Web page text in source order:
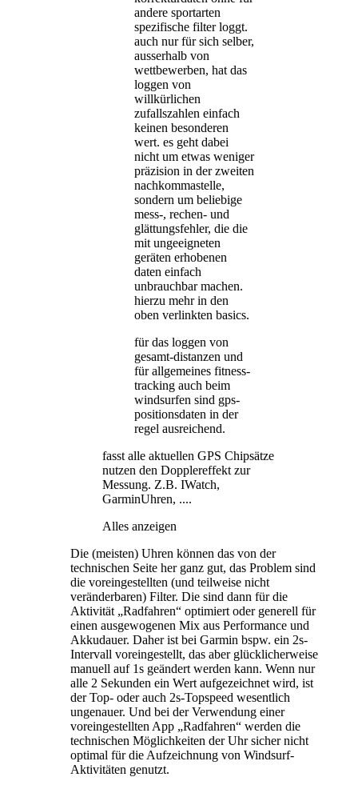
andere sportarten
spezifische filter loggt.
auch nur für sich selber,
ausserhalb von
wettbewerben, hat das
loggen von
willkürlichen
zufallszahlen einfach
keinen besonderen
wert. es geht dabei
nicht um etwas weniger
präzision in der zweiten
nachkommastelle,
sondern um beliebige
mess-, rechen- und
glättungsfehler, die die
mit ungeeigneten
geräten erhobenen
daten einfach
unbrauchbar machen.
hierzu mehr in den
oben verlinkten basics.
für das loggen von
gesamt-distanzen und
für allgemeines fitness-
tracking auch beim
windsurfen sind gps-
positionsdaten in der
regel ausreichend.
fasst alle aktuellen GPS Chipsätze
nutzen den Dopplereffekt zur
Messung. Z.B. IWatch,
GarminUhren, ....
Alles anzeigen
Die (meisten) Uhren können das von der
technischen Seite her ganz gut, das Problem sind
die voreingestellten (und teilweise nicht
veränderbaren) Filter. Die sind dann für die
Aktivität „Radfahren“ optimiert oder generell für
einen ausgewogenen Mix aus Performance und
Akkudauer. Daher ist bei Garmin bspw. ein 2s-
Intervall voreingestellt, das aber glücklicherweise
manuell auf 1s geändert werden kann. Wenn nur
alle 2 Sekunden ein Wert aufgezeichnet wird, ist
der Top- oder auch 2s-Topspeed wesentlich
ungenauer. Und bei der Verwendung einer
voreingestellten App „Radfahren“ werden die
technischen Möglichkeiten der Uhr sicher nicht
optimal für die Aufzeichnung von Windsurf-
Aktivitäten genutzt.